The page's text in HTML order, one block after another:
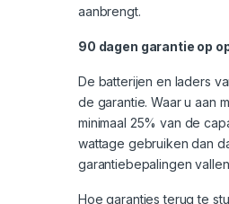
aanbrengt.
90 dagen garantie op
De batterijen en laders
de garantie. Waar u aan
minimaal 25% van de
wattage gebruiken dan
garantiebepalingen
Hoe garanties terug te